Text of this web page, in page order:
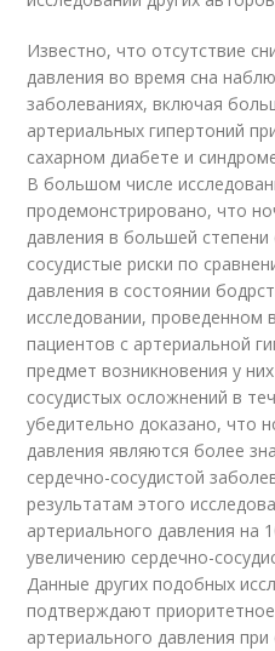
Известно, что отсутствие
давления во время сна
заболеваниях, включая
артериальных гипертоний
сахарном диабете и
В большом числе
продемонстрировано, что
давления в большей
сосудистые риски по
давления в состоянии
исследовании, проведенном
пациентов с артериальной
предмет возникновения у
сосудистых осложнений в
убедительно доказано, что
давления являются более
сердечно-сосудистой
результатам этого
артериального давления на
увеличению сердечно-
Данные других подобных
подтверждают
артериального давления